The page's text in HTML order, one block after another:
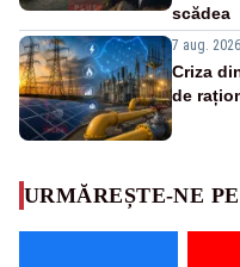
scădea
7 aug.
Criza
de
URMĂREȘTE-NE PE